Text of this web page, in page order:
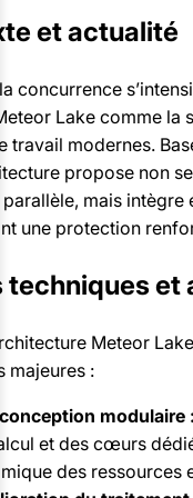
et actualité
concurrence
Lake comme la
travail modernes.
propose non
mais
une protection
techniques et
Meteor
majeures :
modulaire :
et des cœurs
des ressources